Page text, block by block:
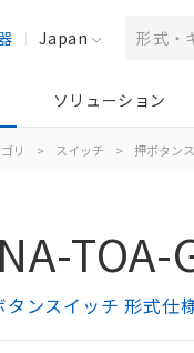
Japan
ソリューション
リ > スイッチ > 押ボタン
TOA-
ンスイッチ 形式仕